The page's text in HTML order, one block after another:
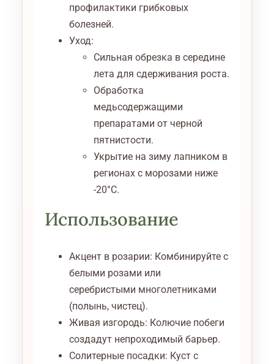
профилактики грибковых
болезней.
Уход:
Сильная обрезка в середине
лета для сдерживания роста.
Обработка
медьсодержащими
препаратами от черной
пятнистости.
Укрытие на зиму лапником в
регионах с морозами ниже
-20°C.
Использование
Акцент в розарии: Комбинируйте с
белыми розами или
серебристыми многолетниками
(полынь, чистец).
Живая изгородь: Колючие побеги
создадут непроходимый барьер.
Солитерные посадки: Куст с